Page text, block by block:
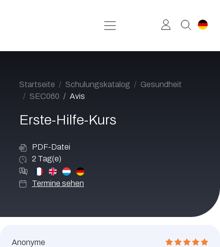
Startseite Schulungskatalog
Gesundheit
SEC060
Avis
Erste-Hilfe-Kurs
PDF-Datei
2 Tag(e)
Termine sehen
Anonyme